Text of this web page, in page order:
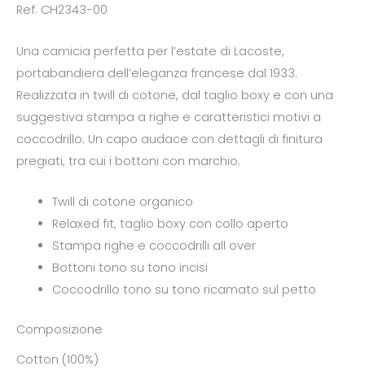
Ref. CH2343-00
Una camicia perfetta per l’estate di Lacoste,
portabandiera dell’eleganza francese dal 1933.
Realizzata in twill di cotone, dal taglio boxy e con una
suggestiva stampa a righe e caratteristici motivi a
coccodrillo. Un capo audace con dettagli di finitura
pregiati, tra cui i bottoni con marchio.
Twill di cotone organico
Relaxed fit, taglio boxy con collo aperto
Stampa righe e coccodrilli all over
Bottoni tono su tono incisi
Coccodrillo tono su tono ricamato sul petto
Composizione
Cotton (100%)